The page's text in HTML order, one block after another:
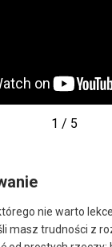
1 / 5
nie warto
masz trudności z